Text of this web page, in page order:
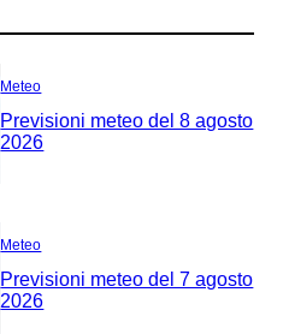
Meteo
Previsioni meteo del 8 agosto
2026
Meteo
Previsioni meteo del 7 agosto
2026